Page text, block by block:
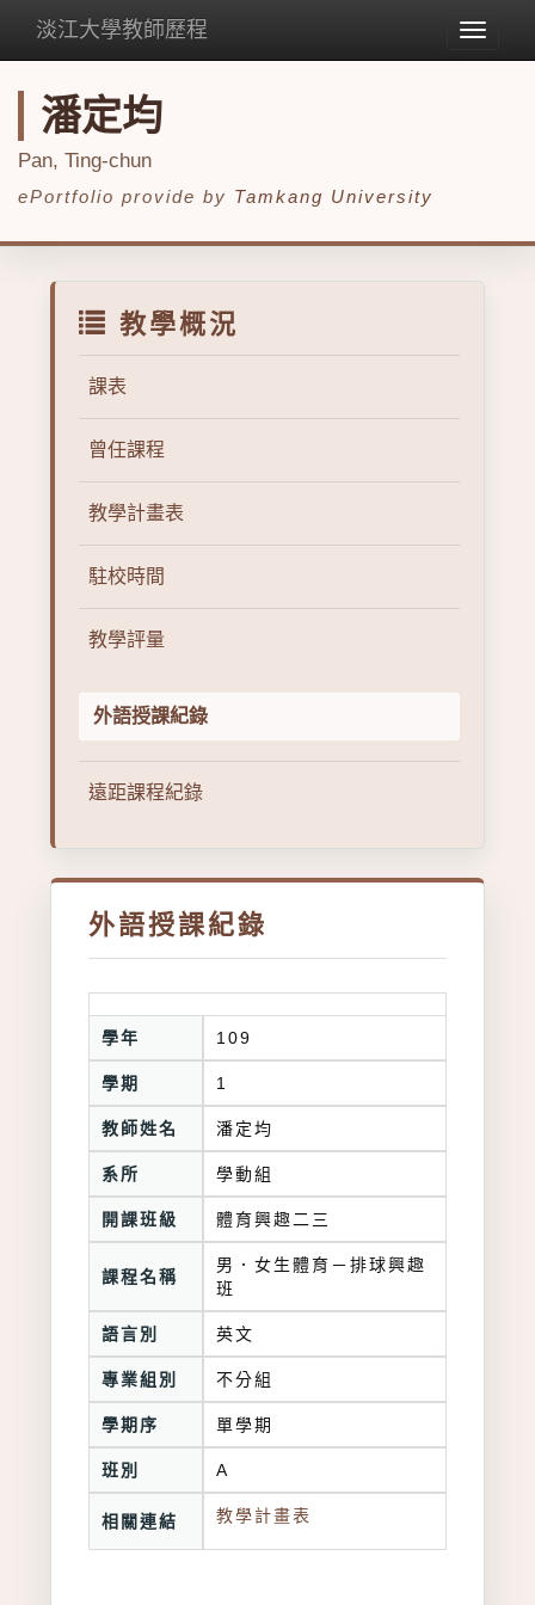
Toggle
淡江大學教師歷程
潘定均
Pan, Ting-chun
ePortfolio provide by Tamkang University
教學概況
課表
曾任課程
教學計畫表
駐校時間
教學評量
外語授課紀錄
遠距課程紀錄
外語授課紀錄
學年 109
學期 1
教師姓名 潘定均
系所 學動組
開課班級 體育興趣二三
課程名稱
男．女生體育－排球興趣
班
語言別 英文
專業組別 不分組
學期序 單學期
班別 A
相關連結 教學計畫表